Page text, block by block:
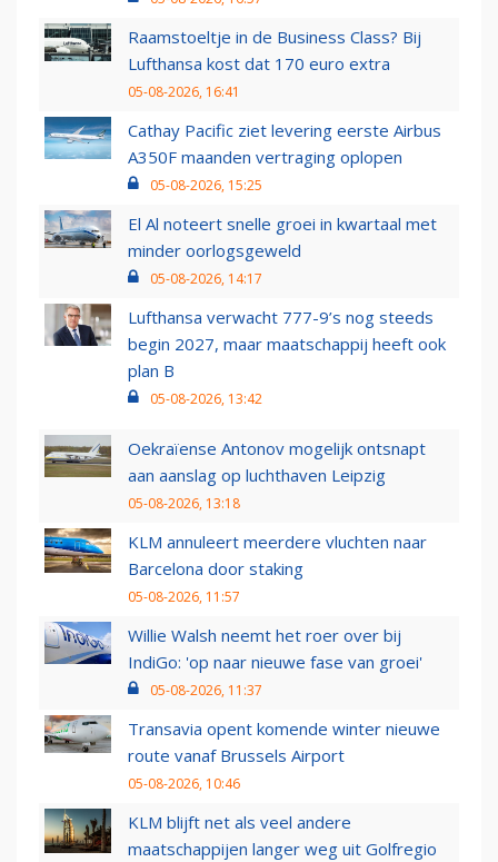
Raamstoeltje in de Business Class? Bij
Lufthansa kost dat 170 euro extra
05-08-2026, 16:41
Cathay Pacific ziet levering eerste Airbus
A350F maanden vertraging oplopen
05-08-2026, 15:25
El Al noteert snelle groei in kwartaal met
minder oorlogsgeweld
05-08-2026, 14:17
Lufthansa verwacht 777-9’s nog steeds
begin 2027, maar maatschappij heeft ook
plan B
05-08-2026, 13:42
Oekraïense Antonov mogelijk ontsnapt
aan aanslag op luchthaven Leipzig
05-08-2026, 13:18
KLM annuleert meerdere vluchten naar
Barcelona door staking
05-08-2026, 11:57
Willie Walsh neemt het roer over bij
IndiGo: 'op naar nieuwe fase van groei'
05-08-2026, 11:37
Transavia opent komende winter nieuwe
route vanaf Brussels Airport
05-08-2026, 10:46
KLM blijft net als veel andere
maatschappijen langer weg uit Golfregio